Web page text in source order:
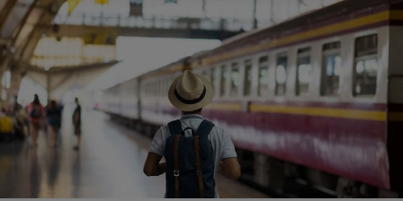
sporingsformål, hvis du har bedt os om ikke at
spore dig.
Vi og vores partnere behandler data for at
levere:
Bruge præcise geografiske
placeringsoplysninger. Aktivt scanne
enhedskarakteristika til identifikation.
Opbevare og/eller tilgå oplysninger på en
enhed. Tilpasset annoncering og indhold,